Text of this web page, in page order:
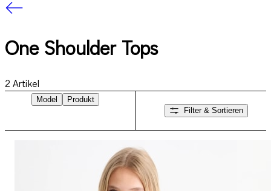
One Shoulder Tops
2 Artikel
Model
Produkt
Filter & Sortieren